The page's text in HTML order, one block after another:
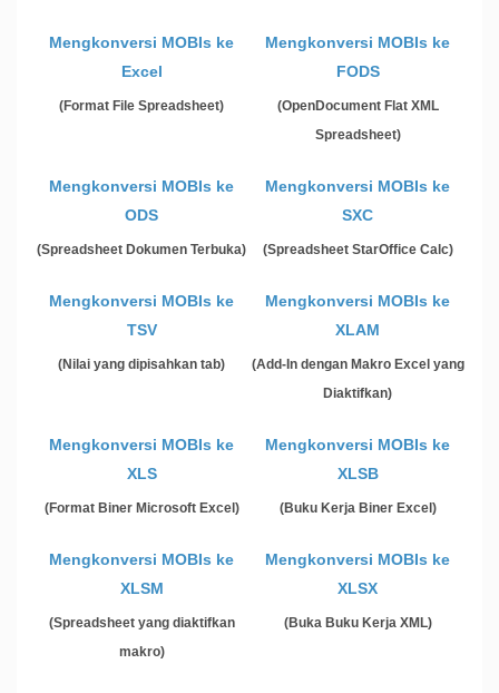
Mengkonversi MOBIs ke
Excel
(Format File Spreadsheet)
Mengkonversi MOBIs ke
FODS
(OpenDocument Flat XML
Spreadsheet)
Mengkonversi MOBIs ke
ODS
(Spreadsheet Dokumen Terbuka)
Mengkonversi MOBIs ke
SXC
(Spreadsheet StarOffice Calc)
Mengkonversi MOBIs ke
TSV
(Nilai yang dipisahkan tab)
Mengkonversi MOBIs ke
XLAM
(Add-In dengan Makro Excel yang
Diaktifkan)
Mengkonversi MOBIs ke
XLS
(Format Biner Microsoft Excel)
Mengkonversi MOBIs ke
XLSB
(Buku Kerja Biner Excel)
Mengkonversi MOBIs ke
XLSM
(Spreadsheet yang diaktifkan
makro)
Mengkonversi MOBIs ke
XLSX
(Buka Buku Kerja XML)